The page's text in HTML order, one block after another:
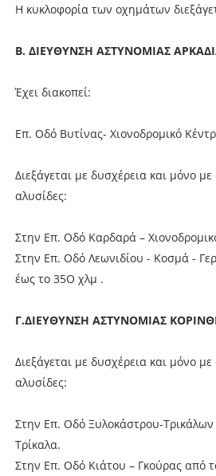
Η κυκλοφορία των οχημάτων
Β. ΔΙΕΥΘΥΝΣΗ ΑΣΤΥΝΟΜΙΑΣ
Έχει διακοπεί:
Επ. Οδό Βυτίνας- Χιονοδρομικό
Διεξάγεται με δυσχέρεια και μόνο με
αλυσίδες:
Στην Επ. Οδό Καρδαρά –
Στην Επ. Οδό Λεωνιδίου - Κοσμά -
έως το 35Ο χλμ .
Γ.ΔΙΕΥΘΥΝΣΗ ΑΣΤΥΝΟΜΙΑΣ
Διεξάγεται με δυσχέρεια και μόνο με
αλυσίδες:
Στην Επ. Οδό Ξυλοκάστρου-
Τρίκαλα.
Στην Επ. Οδό Κιάτου – Γκούρας από